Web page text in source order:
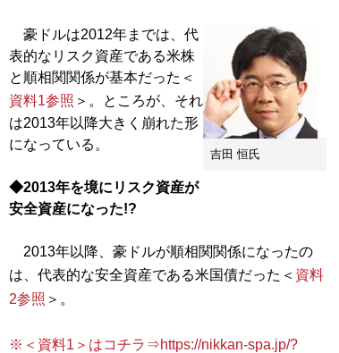
吉田 恒氏
豪ドルは2012年までは、代
表的なリスク資産である米株
と順相関関係が基本だった＜
資料1参照 ＞。ところが、それ
は2013年以降大きく崩れた形
になっている。
◆2013年を境にリスク資産が
安全資産になった!?
2013年以降、豪ドルが順相関関係になったの
は、代表的な安全資産である米国債だった＜ 資料
2参照 ＞。
※＜資料1＞はコチラ⇒https://nikkan-spa.jp/?